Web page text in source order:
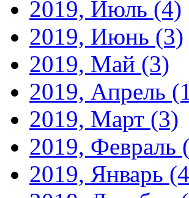
2019, Июль (4)
2019, Июнь (3)
2019, Май (3)
2019, Апрель
2019, Март (3)
2019, Февраль
2019, Январь